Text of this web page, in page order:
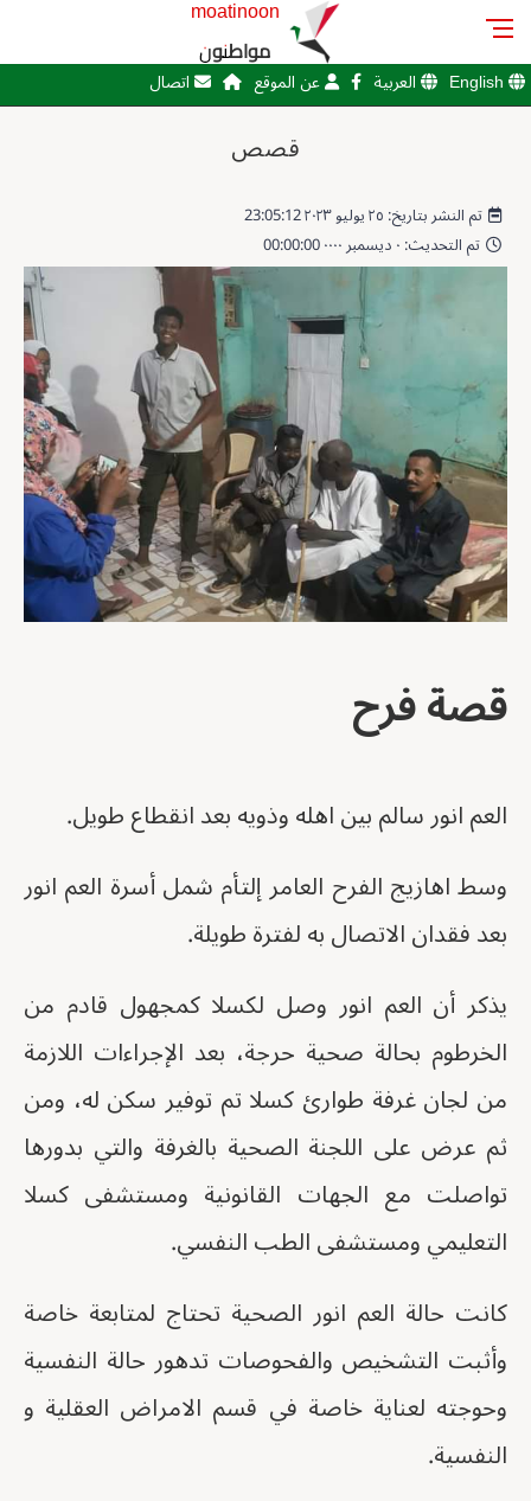
moatinoon
مواطنون
English العربية عن الموقع اتصال
قصص
تم النشر بتاريخ: ٢٥ يوليو ٢٠٢٣ 23:05:12
تم التحديث: ٠ ديسمبر ٠٠٠٠ 00:00:00
قصة فرح
العم انور سالم بين اهله وذويه بعد انقطاع طويل.
وسط اهازيج الفرح العامر إلتأم شمل أسرة العم انور
بعد فقدان الاتصال به لفترة طويلة.
يذكر أن العم انور وصل لكسلا كمجهول قادم من
الخرطوم بحالة صحية حرجة، بعد الإجراءات اللازمة
من لجان غرفة طوارئ كسلا تم توفير سكن له، ومن
ثم عرض على اللجنة الصحية بالغرفة والتي بدورها
تواصلت مع الجهات القانونية ومستشفى كسلا
التعليمي ومستشفى الطب النفسي.
كانت حالة العم انور الصحية تحتاج لمتابعة خاصة
وأثبت التشخيص والفحوصات تدهور حالة النفسية
وحوجته لعناية خاصة في قسم الامراض العقلية و
النفسية.